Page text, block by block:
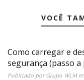
VOCÊ
Como carregar e
segurança (passo a
Publicado porGrupo WLM